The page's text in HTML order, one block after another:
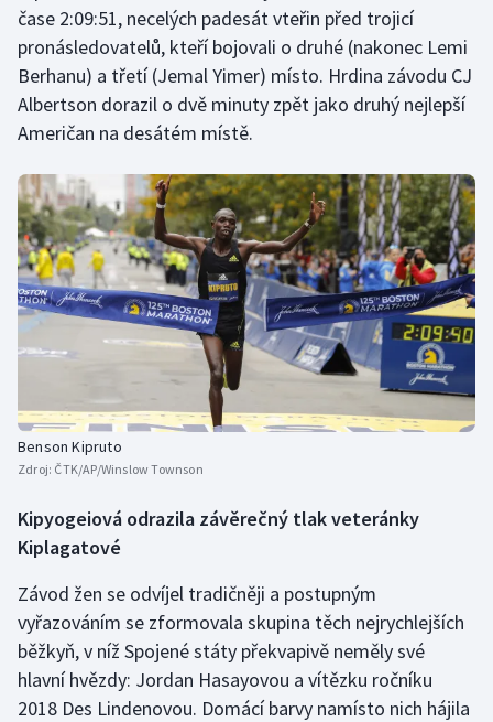
čase 2:09:51, necelých padesát vteřin před trojicí
pronásledovatelů, kteří bojovali o druhé (nakonec Lemi
Berhanu) a třetí (Jemal Yimer) místo. Hrdina závodu CJ
Albertson dorazil o dvě minuty zpět jako druhý nejlepší
Američan na desátém místě.
Benson Kipruto
Zdroj: ČTK/AP/Winslow Townson
Kipyogeiová odrazila závěrečný tlak veteránky
Kiplagatové
Závod žen se odvíjel tradičněji a postupným
vyřazováním se zformovala skupina těch nejrychlejších
běžkyň, v níž Spojené státy překvapivě neměly své
hlavní hvězdy: Jordan Hasayovou a vítězku ročníku
2018 Des Lindenovou. Domácí barvy namísto nich hájila